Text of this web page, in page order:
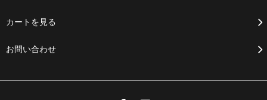
カートを見る
お問い合わせ